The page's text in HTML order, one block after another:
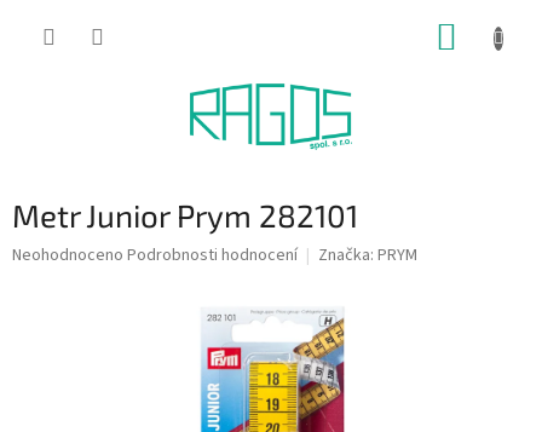
Metr Junior Prym 282101
Průměrné
Neohodnoceno Podrobnosti hodnocení Značka: PRYM